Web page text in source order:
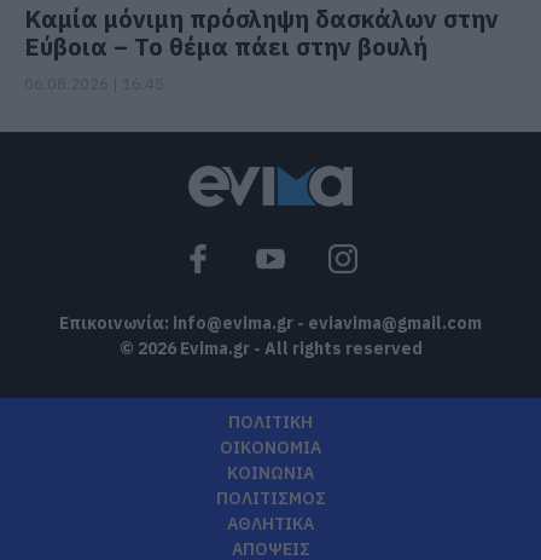
Καμία μόνιμη πρόσληψη δασκάλων στην
Εύβοια – Το θέμα πάει στην βουλή
Επικοινωνία: info@evima.gr - eviavima@gmail.com
© 2026 Evima.gr - All rights reserved
ΠΟΛΙΤΙΚΗ
ΟΙΚΟΝΟΜΙΑ
ΚΟΙΝΩΝΙΑ
ΠΟΛΙΤΙΣΜΟΣ
ΑΘΛΗΤΙΚΑ
ΑΠΟΨΕΙΣ